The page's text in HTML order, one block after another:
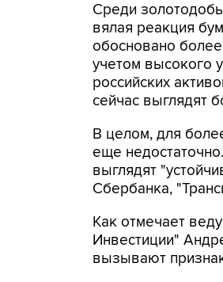
Среди
вялая реакция
обосновано
учетом высокого
российских
сейчас выглядят
В целом, для
еще
выглядят
Сбербанка,
Как отмечает
Инвестиции"
вызывают